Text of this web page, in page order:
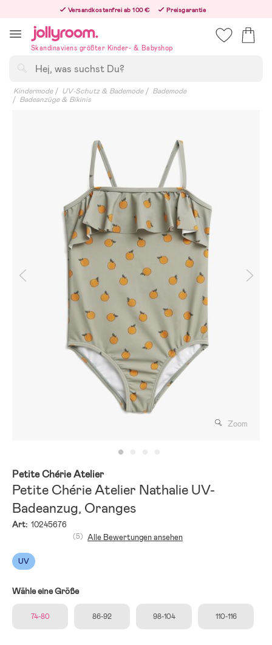
innehållet
Versandkostenfrei ab 100 €
Preisgarantie
Bestelle jetzt – wir versenden noch am selben Werktag!
Skandinaviens größter Kinder- & Babyshop
Kindermode UV-Schutz & Bademode
Bademode
Badeanzüge & Bikinis
Zoom
Petite Chérie Atelier
Petite Chérie Atelier Nathalie UV-
Badeanzug, Oranges
Art: 10245676
UV
(5) Alle Bewertungen ansehen
Wähle eine Größe
74-80 86-92 98-104 110-116